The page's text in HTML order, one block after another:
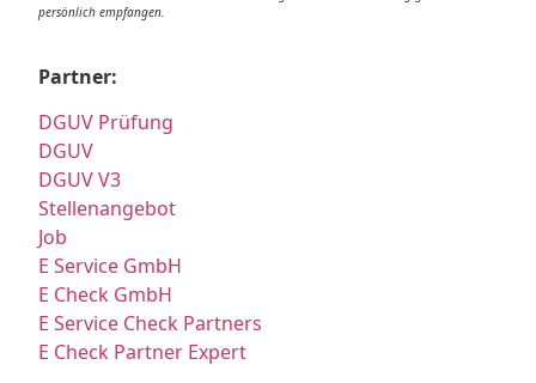
persönlich empfangen.
Partner:
DGUV Prüfung
DGUV
DGUV V3
Stellenangebot
Job
E Service GmbH
E Check GmbH
E Service Check Partners
E Check Partner Expert